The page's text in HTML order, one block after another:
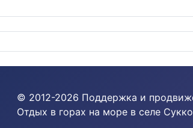
© 2012-2026 Поддержка и
Отдых в горах на море в селе